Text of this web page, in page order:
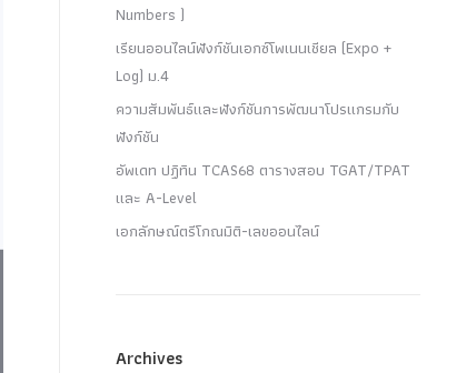
Numbers )
เรียนออนไลน์ฟังก์ชันเอกซ์โพเนนเชียล (Expo +
Log) ม.4
ความสัมพันธ์และฟังก์ชันการพัฒนาโปรแกรมกับ
ฟังก์ชัน
อัพเดท ปฏิทิน TCAS68 ตารางสอบ TGAT/TPAT
และ A-Level
เอกลักษณ์ตรีโกณมิติ-เลขออนไลน์
Archives